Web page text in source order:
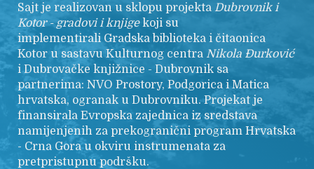
Sajt je realizovan u sklopu projekta Dubrovnik i
Kotor - gradovi i knjigekoji su
implementirali Gradska biblioteka i čitaonica
Kotor u sastavu Kulturnog centra Nikola Đurković
i Dubrovačke knjižnice - Dubrovnik sa
partnerima: NVO Prostory, Podgorica i Matica
hrvatska, ogranak u Dubrovniku. Projekat je
finansirala Evropska zajednica iz sredstava
namijenjenih za prekogranični program Hrvatska
- Crna Gora u okviru instrumenata za
pretpristupnu podršku.